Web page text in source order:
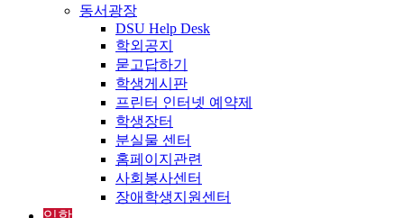
동서광장
DSU Help Desk
학외공지
묻고답하기
학생게시판
프린터 인터넷 예약제
학생장터
분실물 센터
홈페이지관련
사회봉사센터
장애학생지원센터